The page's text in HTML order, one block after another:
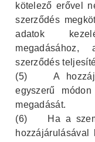
kötelező erővel
szerződés
adatok
szerződés
(5)
A
egyszerű
megadását.
(6)
Ha a